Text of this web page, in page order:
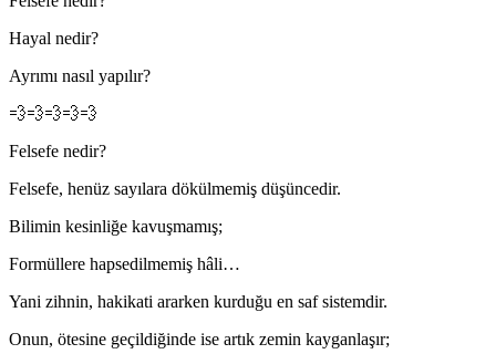
Hayal nedir?
Ayrımı nasıl yapılır?
💨💨💨💨💨
Felsefe nedir?
Felsefe, henüz sayılara dökülmemiş düşüncedir.
Bilimin kesinliğe kavuşmamış;
Formüllere hapsedilmemiş hâli…
Yani zihnin, hakikati ararken kurduğu en saf sistemdir.
Onun, ötesine geçildiğinde ise artık zemin kayganlaşır;